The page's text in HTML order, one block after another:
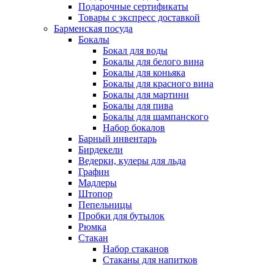
Подарочные сертификаты
Товары с экспресс доставкой
Барменская посуда
Бокалы
Бокал для воды
Бокалы для белого вина
Бокалы для коньяка
Бокалы для красного вина
Бокалы для мартини
Бокалы для пива
Бокалы для шампанского
Набор бокалов
Барный инвентарь
Бирдекели
Ведерки, кулеры для льда
Графин
Мадлеры
Штопор
Пепельницы
Пробки для бутылок
Рюмка
Стакан
Набор стаканов
Стаканы для напитков